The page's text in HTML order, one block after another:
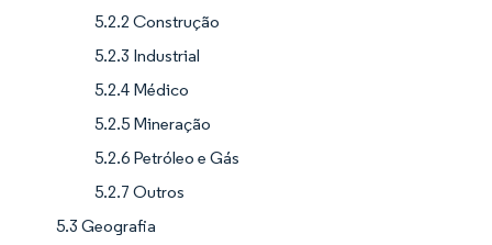
5.2.2 Construção
5.2.3 Industrial
5.2.4 Médico
5.2.5 Mineração
5.2.6 Petróleo e Gás
5.2.7 Outros
5.3 Geografia